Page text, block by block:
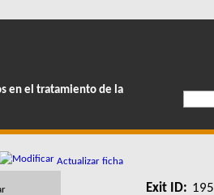
en el tratamiento de la
Actualizar ficha
Exit ID: 195